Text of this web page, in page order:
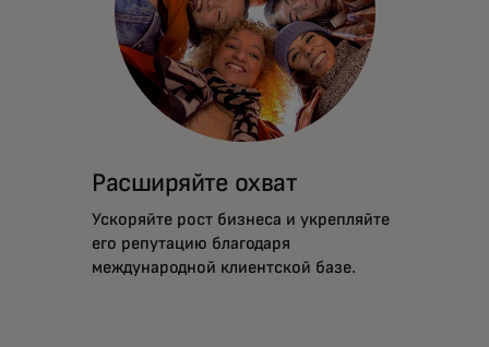
Расширяйте охват
Ускоряйте рост бизнеса и укрепляйте
его репутацию благодаря
международной клиентской базе.